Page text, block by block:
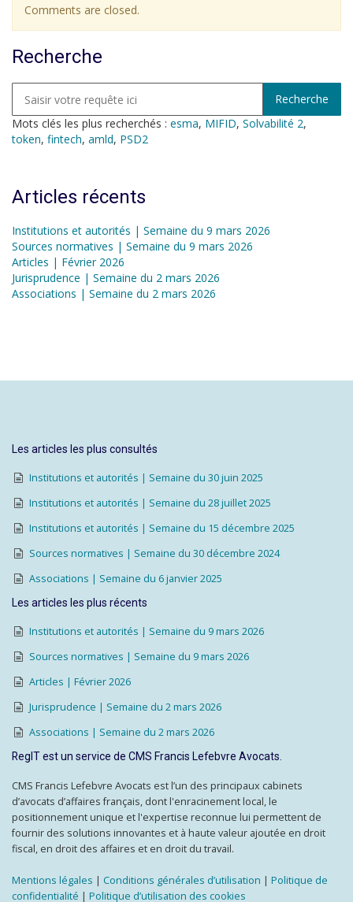
Comments are closed.
Recherche
Mots clés les plus recherchés : esma, MIFID, Solvabilité 2,
token, fintech, amld, PSD2
Articles récents
Institutions et autorités | Semaine du 9 mars 2026
Sources normatives | Semaine du 9 mars 2026
Articles | Février 2026
Jurisprudence | Semaine du 2 mars 2026
Associations | Semaine du 2 mars 2026
Les articles les plus consultés
Institutions et autorités | Semaine du 30 juin 2025
Institutions et autorités | Semaine du 28 juillet 2025
Institutions et autorités | Semaine du 15 décembre 2025
Sources normatives | Semaine du 30 décembre 2024
Associations | Semaine du 6 janvier 2025
Les articles les plus récents
Institutions et autorités | Semaine du 9 mars 2026
Sources normatives | Semaine du 9 mars 2026
Articles | Février 2026
Jurisprudence | Semaine du 2 mars 2026
Associations | Semaine du 2 mars 2026
RegIT est un service de CMS Francis Lefebvre Avocats.
CMS Francis Lefebvre Avocats est l’un des principaux cabinets
d’avocats d’affaires français, dont l'enracinement local, le
positionnement unique et l'expertise reconnue lui permettent de
fournir des solutions innovantes et à haute valeur ajoutée en droit
fiscal, en droit des affaires et en droit du travail.
Mentions légales | Conditions générales d’utilisation | Politique de
confidentialité | Politique d’utilisation des cookies